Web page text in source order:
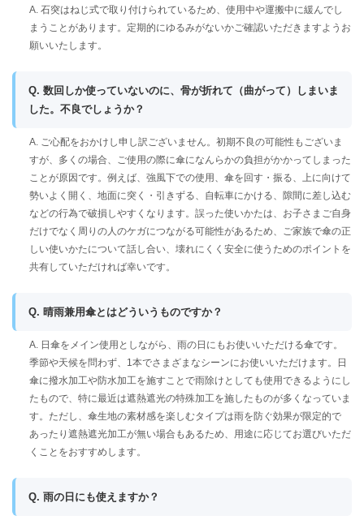
A. 石突はねじ式で取り付けられているため、使用中や運搬中に緩んでし
まうことがあります。定期的にゆるみがないかご確認いただきますようお
願いいたします。
Q. 数回しか使っていないのに、骨が折れて（曲がって）しまいま
した。不良でしょうか？
A. ご心配をおかけし申し訳ございません。初期不良の可能性もございま
すが、多くの場合、ご使用の際に傘になんらかの負担がかかってしまった
ことが原因です。例えば、強風下での使用、傘を回す・振る、上に向けて
勢いよく開く、地面に突く・引きずる、自転車にかける、隙間に差し込む
などの行為で破損しやすくなります。誤った使いかたは、お子さまご自身
だけでなく周りの人のケガにつながる可能性があるため、ご家族で傘の正
しい使いかたについて話し合い、壊れにくく安全に使うためのポイントを
共有していただければ幸いです。
Q. 晴雨兼用傘とはどういうものですか？
A. 日傘をメイン使用としながら、雨の日にもお使いいただける傘です。
季節や天候を問わず、1本でさまざまなシーンにお使いいただけます。日
傘に撥水加工や防水加工を施すことで雨除けとしても使用できるようにし
たもので、特に最近は遮熱遮光の特殊加工を施したものが多くなっていま
す。ただし、傘生地の素材感を楽しむタイプは雨を防ぐ効果が限定的で
あったり遮熱遮光加工が無い場合もあるため、用途に応じてお選びいただ
くことをおすすめします。
Q. 雨の日にも使えますか？